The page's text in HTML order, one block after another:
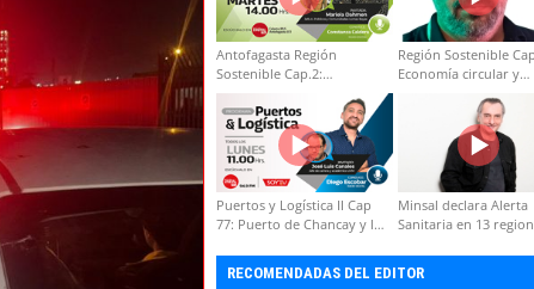
Antofagasta Región
Sostenible Cap.2:
Educación ambiental y
formación de capacidades
técnicas
Región Sostenible
Economía circular y
Puertos y Logística II Cap
77: Puerto de Chancay y la
Minsal declara Alerta
Sanitaria en 13
RECOMENDADAS DEL EDITOR